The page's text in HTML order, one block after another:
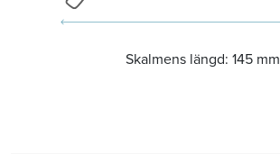
Skalmens längd: 145 mm